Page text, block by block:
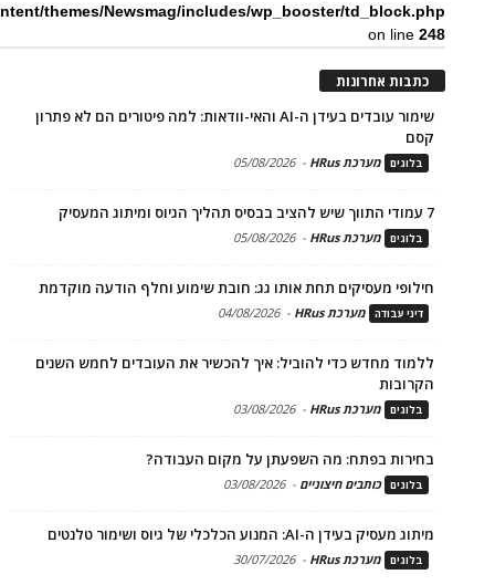
themes/Newsmag/includes/wp_booster/td_block.php
on line248
כתבות אחרונות
שימור עובדים בעידן ה-AI והאי-וודאות: למה פיטורים הם לא פתרון
קסם
בלוגים מערכת HRus -
05/08/2026
7 עמודי התווך שיש להציב בבסיס תהליך הגיוס ומיתוג המעסיק
בלוגים מערכת HRus -
05/08/2026
חילופי מעסיקים תחת אותו גג: חובת שימוע וחלף הודעה מוקדמת
דיני עבודה מערכת HRus -
04/08/2026
ללמוד מחדש כדי להוביל: איך להכשיר את העובדים לחמש השנים
הקרובות
בלוגים מערכת HRus -
03/08/2026
בחירות בפתח: מה השפעתן על מקום העבודה?
בלוגים כותבים חיצוניים -
03/08/2026
מיתוג מעסיק בעידן ה-AI: המנוע הכלכלי של גיוס ושימור טלנטים
בלוגים מערכת HRus -
30/07/2026